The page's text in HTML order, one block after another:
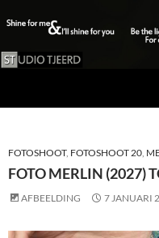
INHOUD
FOTOSHOOT, FOTOSHOOT 20,
FOTO MERLIN (2027)
AFBEELDING 7 JANUARI